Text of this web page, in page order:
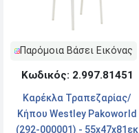
Παρόμοια Βάσει Εικόνας
Κωδικός: 2.997.81451
Καρέκλα Τραπεζαρίας/
Κήπου Westley Pakoworld
(292-000001) - 55x47x81εκ